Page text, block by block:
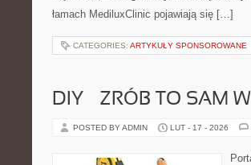
łamach MediluxClinic pojawiają się […]
CATEGORIES: ARTYKUŁY SPONSOROWANE
DIY – ZRÓB TO SAM
POSTED BY ADMIN LUT - 17 - 2026